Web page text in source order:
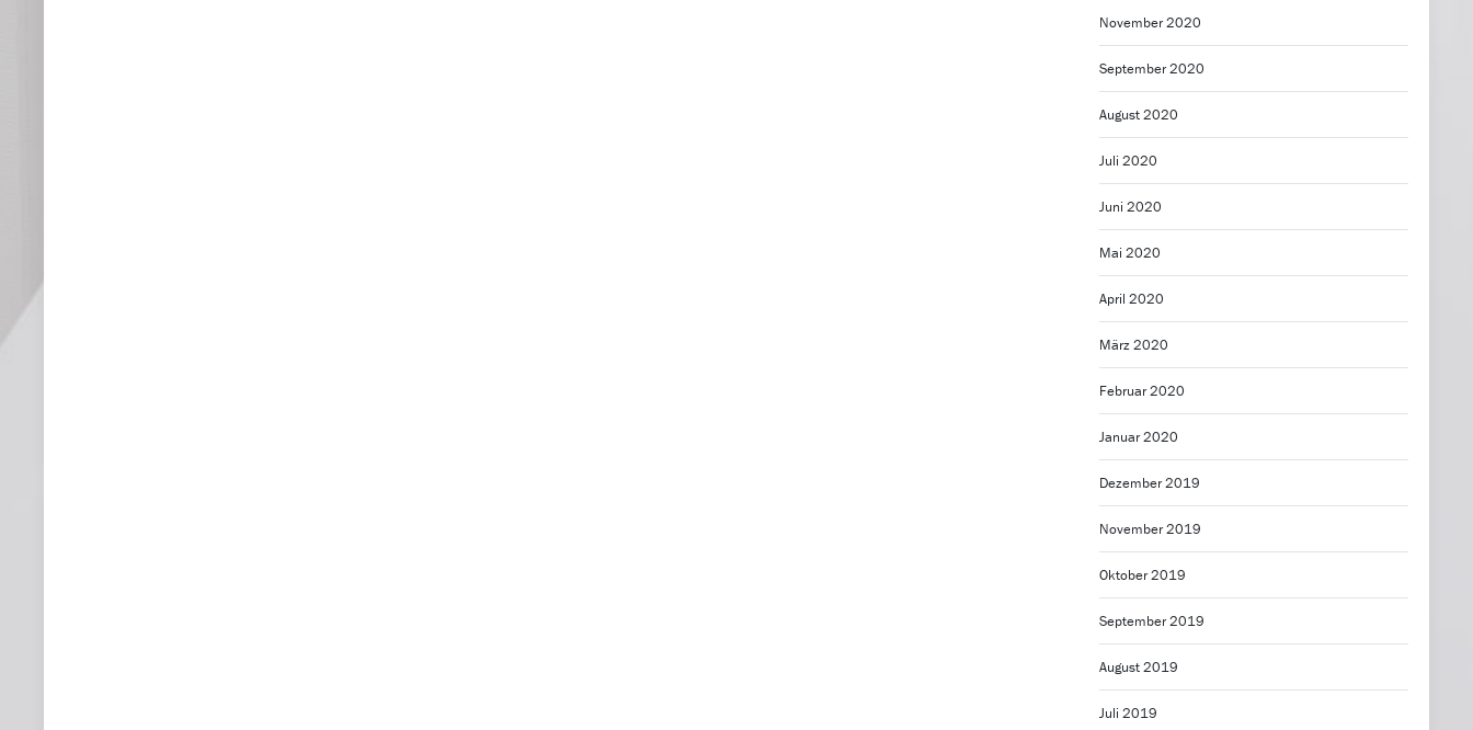
November 2020
September 2020
August 2020
Juli 2020
Juni 2020
Mai 2020
April 2020
März 2020
Februar 2020
Januar 2020
Dezember 2019
November 2019
Oktober 2019
September 2019
August 2019
Juli 2019